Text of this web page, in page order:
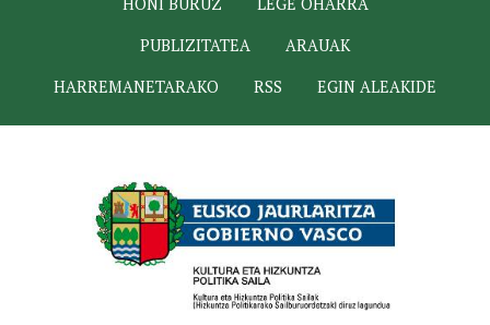
PUBLIZITATEA
ARAUAK
HARREMANETARAKO
RSS EGIN ALEAKIDE